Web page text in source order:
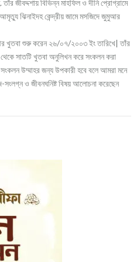
জীবদ্দশায় বিভিন্ন মাহফিল ও দীনি প্রোগ্রামে
ঝিনাইদহ কেন্দ্রীয় জামে মসজিদে জুমুআর
খুতবা শুরু করেন ২৬/০৭/২০০৩ ইং তারিখে| তাঁর
সাতটি খুতবা অনুলিখন করে সংকলন করা
উম্মাহর জন্য উপকারী হবে বলে আমরা মনে
ও জীবনঘনিষ্ট বিষয় আলোচনা করেছেন